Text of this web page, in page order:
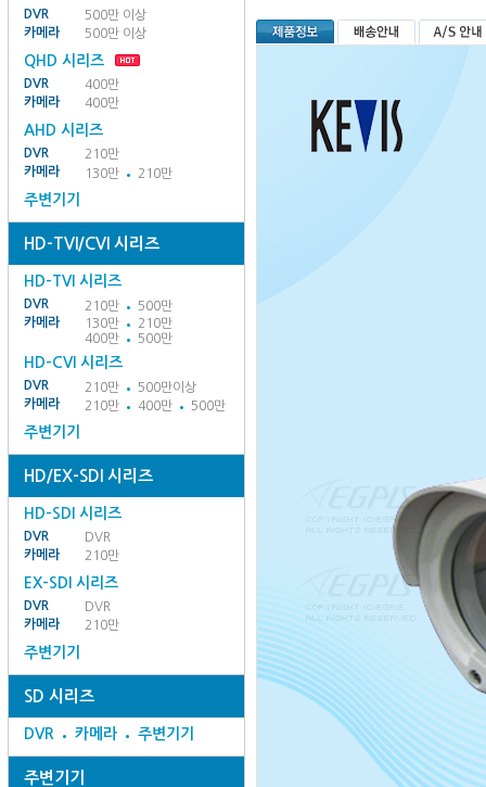
DVR
500만 이상
카메라
500만 이상
QHD 시리즈
DVR
400만
카메라
400만
AHD 시리즈
DVR
210만
카메라
130만 210만
주변기기
HD-TVI/CVI 시리즈
HD-TVI 시리즈
DVR 210만
500만
카메라
130만
210만
400만
500만
HD-CVI 시리즈
DVR 210만
500만이상
카메라
210만 400만 500만
주변기기
HD/EX-SDI 시리즈
HD-SDI 시리즈
DVR
DVR
카메라
210만
EX-SDI 시리즈
DVR
DVR
카메라
210만
주변기기
SD 시리즈
DVR 카메라 주변기기
주변기기